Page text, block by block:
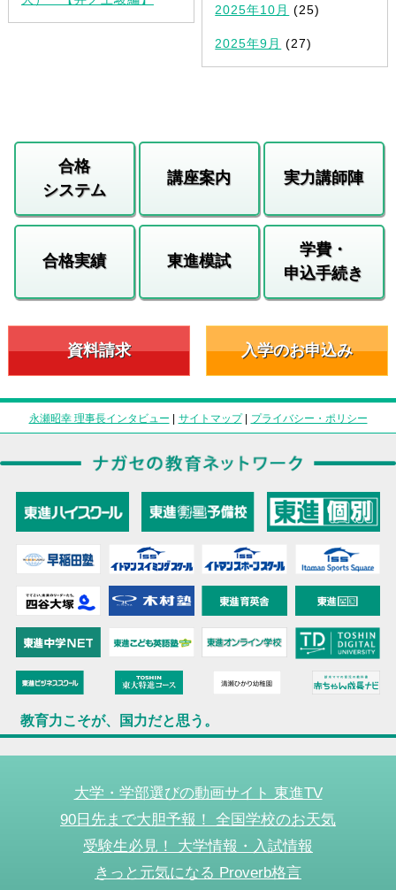
2025年10月 (25)
2025年9月 (27)
合格
システム
講座案内 実力講師陣
合格実績 東進模試
学費・
申込手続き
資料請求 入学のお申込み
永瀬昭幸 理事長インタビュー | サイトマップ| プライバシー・ポリシー
教育力こそが、国力だと思う。
大学・学部選びの動画サイト 東進TV
90日先まで大胆予報！ 全国学校のお天気
受験生必見！ 大学情報・入試情報
きっと元気になる Proverb格言